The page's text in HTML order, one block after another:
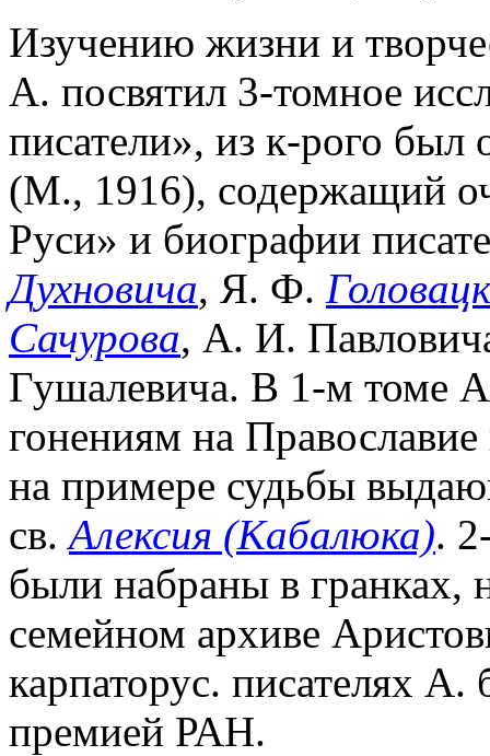
Изучению жизни и
А. посвятил 3-томное
писатели», из к-рого был
(М., 1916), содержащий
Руси» и биографии
Духновича, Я. Ф.
Сачурова, А. И.
Гушалевича. В 1-м томе
гонениям на
на примере судьбы
св.Алексия (Кабалюка).
были набраны в гранках,
семейном архиве
карпаторус. писателях
премией РАН.